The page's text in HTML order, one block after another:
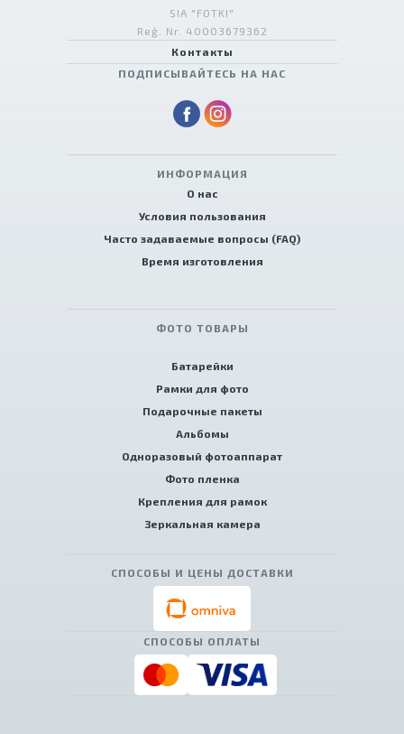
SIA "FOTKI"
Reģ. Nr. 40003679362
Контакты
ПОДПИСЫВАЙТЕСЬ НА НАС
ИНФОРМАЦИЯ
О нас
Условия пользования
Часто задаваемые вопросы (FAQ)
Время изготовления
ФОТО ТОВАРЫ
Батарейки
Рамки для фото
Подарочные пакеты
Альбомы
Одноразовый фотоаппарат
Фото пленка
Крепления для рамок
Зеркальная камера
СПОСОБЫ И ЦЕНЫ ДОСТАВКИ
СПОСОБЫ ОПЛАТЫ